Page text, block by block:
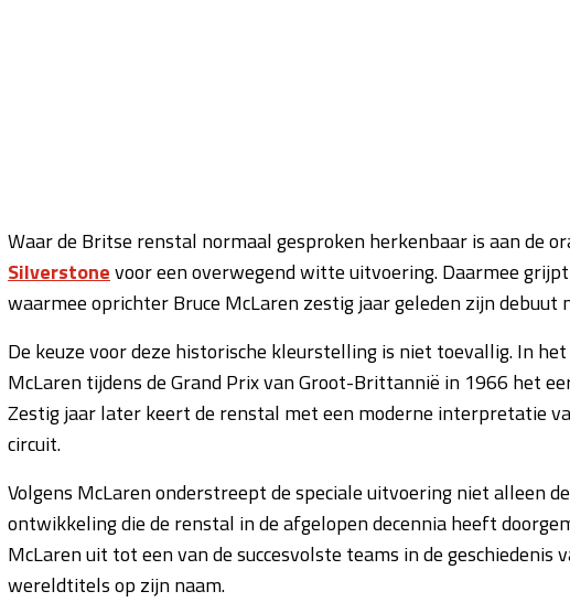
Waar de Britse renstal normaal gesproken herkenbaar is aan de
Silverstonevoor een overwegend witte uitvoering. Daarmee
waarmee oprichter Bruce McLaren zestig jaar geleden zijn debuut
De keuze voor deze historische kleurstelling is niet toevallig. In
McLaren tijdens de Grand Prix van Groot-Brittannië in 1966 het
Zestig jaar later keert de renstal met een moderne interpretatie
circuit.
Volgens McLaren onderstreept de speciale uitvoering niet alleen
ontwikkeling die de renstal in de afgelopen decennia heeft
McLaren uit tot een van de succesvolste teams in de
wereldtitels op zijn naam.